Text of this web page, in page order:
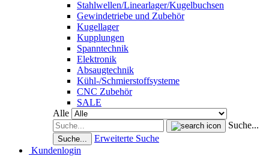
Stahlwellen/Linearlager/Kugelbuchsen
Gewindetriebe und Zubehör
Kugellager
Kupplungen
Spanntechnik
Elektronik
Absaugtechnik
Kühl-/Schmierstoffsysteme
CNC Zubehör
SALE
Alle
Suche...
Suche...
Erweiterte Suche
Kundenlogin